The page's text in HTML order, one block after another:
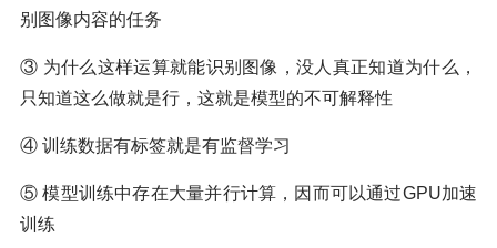
别图像内容的任务
③ 为什么这样运算就能识别图像，没人真正知道为什么，
只知道这么做就是行，这就是模型的不可解释性
④ 训练数据有标签就是有监督学习
⑤ 模型训练中存在大量并行计算，因而可以通过GPU加速
训练